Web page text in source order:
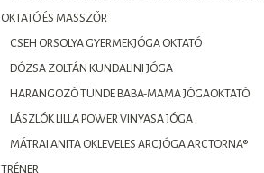
OKTATÓ ÉS MASSZŐR
CSEH ORSOLYA GYERMEKJÓGA OKTATÓ
DÓZSA ZOLTÁN KUNDALINI JÓGA
HARANGOZÓ TÜNDE BABA-MAMA JÓGAOKTATÓ
LÁSZLÓK LILLA POWER VINYASA JÓGA
MÁTRAI ANITA OKLEVELES ARCJÓGA ARCTORNA®
TRÉNER